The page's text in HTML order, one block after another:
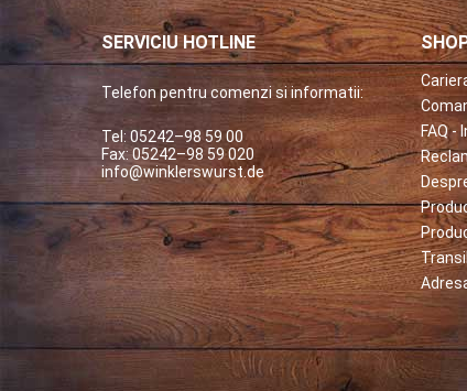
SERVICIU HOTLINE
Telefon pentru comenzi si informatii:
Tel: 05242–98 59 00
Fax: 05242–98 59 020
info@winklerswurst.de
FAQ